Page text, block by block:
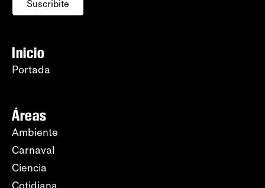
Suscribite
Inicio
Portada
Áreas
Ambiente
Carnaval
Ciencia